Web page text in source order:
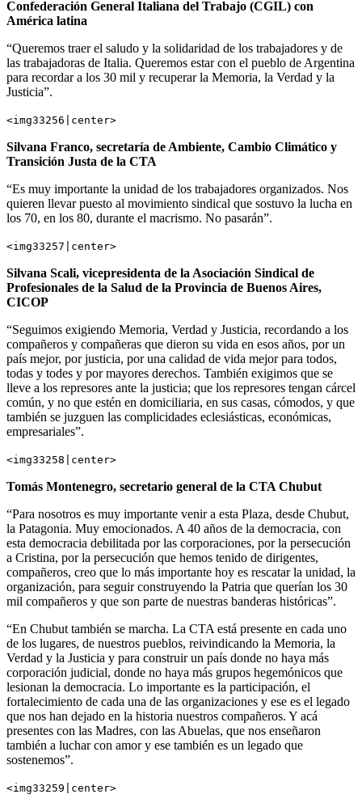
Confederación General Italiana del Trabajo (CGIL) con
América latina
“Queremos traer el saludo y la solidaridad de los trabajadores y de
las trabajadoras de Italia. Queremos estar con el pueblo de Argentina
para recordar a los 30 mil y recuperar la Memoria, la Verdad y la
Justicia”.
<img33256|center>
Silvana Franco, secretaría de Ambiente, Cambio Climático y
Transición Justa de la CTA
“Es muy importante la unidad de los trabajadores organizados. Nos
quieren llevar puesto al movimiento sindical que sostuvo la lucha en
los 70, en los 80, durante el macrismo. No pasarán”.
<img33257|center>
Silvana Scali, vicepresidenta de la Asociación Sindical de
Profesionales de la Salud de la Provincia de Buenos Aires,
CICOP
“Seguimos exigiendo Memoria, Verdad y Justicia, recordando a los
compañeros y compañeras que dieron su vida en esos años, por un
país mejor, por justicia, por una calidad de vida mejor para todos,
todas y todes y por mayores derechos. También exigimos que se
lleve a los represores ante la justicia; que los represores tengan cárcel
común, y no que estén en domiciliaria, en sus casas, cómodos, y que
también se juzguen las complicidades eclesiásticas, económicas,
empresariales”.
<img33258|center>
Tomás Montenegro, secretario general de la CTA Chubut
“Para nosotros es muy importante venir a esta Plaza, desde Chubut,
la Patagonia. Muy emocionados. A 40 años de la democracia, con
esta democracia debilitada por las corporaciones, por la persecución
a Cristina, por la persecución que hemos tenido de dirigentes,
compañeros, creo que lo más importante hoy es rescatar la unidad, la
organización, para seguir construyendo la Patria que querían los 30
mil compañeros y que son parte de nuestras banderas históricas”.
“En Chubut también se marcha. La CTA está presente en cada uno
de los lugares, de nuestros pueblos, reivindicando la Memoria, la
Verdad y la Justicia y para construir un país donde no haya más
corporación judicial, donde no haya más grupos hegemónicos que
lesionan la democracia. Lo importante es la participación, el
fortalecimiento de cada una de las organizaciones y ese es el legado
que nos han dejado en la historia nuestros compañeros. Y acá
presentes con las Madres, con las Abuelas, que nos enseñaron
también a luchar con amor y ese también es un legado que
sostenemos”.
<img33259|center>